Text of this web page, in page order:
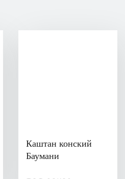
Каштан конский
Баумани